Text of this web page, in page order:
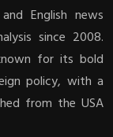
English news
since 2008.
for its bold
policy, with a
from the USA